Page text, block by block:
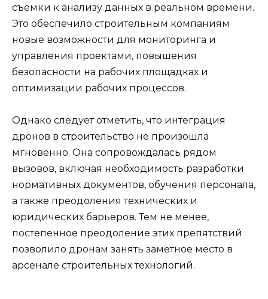
съемки к анализу данных в реальном времени.
Это обеспечило строительным компаниям
новые возможности для мониторинга и
управления проектами, повышения
безопасности на рабочих площадках и
оптимизации рабочих процессов.
Однако следует отметить, что интеграция
дронов в строительство не произошла
мгновенно. Она сопровождалась рядом
вызовов, включая необходимость разработки
нормативных документов, обучения персонала,
а также преодоления технических и
юридических барьеров. Тем не менее,
постепенное преодоление этих препятствий
позволило дронам занять заметное место в
арсенале строительных технологий.